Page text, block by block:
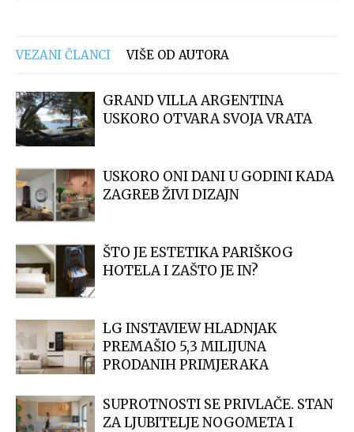
VEZANI ČLANCI VIŠE OD AUTORA
GRAND VILLA ARGENTINA
USKORO OTVARA SVOJA VRATA
USKORO ONI DANI U GODINI KADA
ZAGREB ŽIVI DIZAJN
ŠTO JE ESTETIKA PARIŠKOG
HOTELA I ZAŠTO JE IN?
LG INSTAVIEW HLADNJAK
PREMAŠIO 5,3 MILIJUNA
PRODANIH PRIMJERAKA
SUPROTNOSTI SE PRIVLAČE. STAN
ZA LJUBITELJE NOGOMETA I